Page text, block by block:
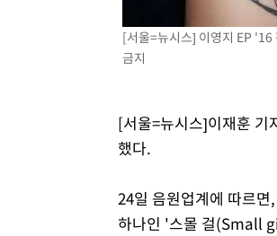
콜롬비아 신임 우파 대통령 취임 하
[서울=뉴시스] 이영지 EP
금지
[서울=뉴시스]이재훈 기
했다.
24일 음원업계에 따르
하나인 '스몰 걸(Small